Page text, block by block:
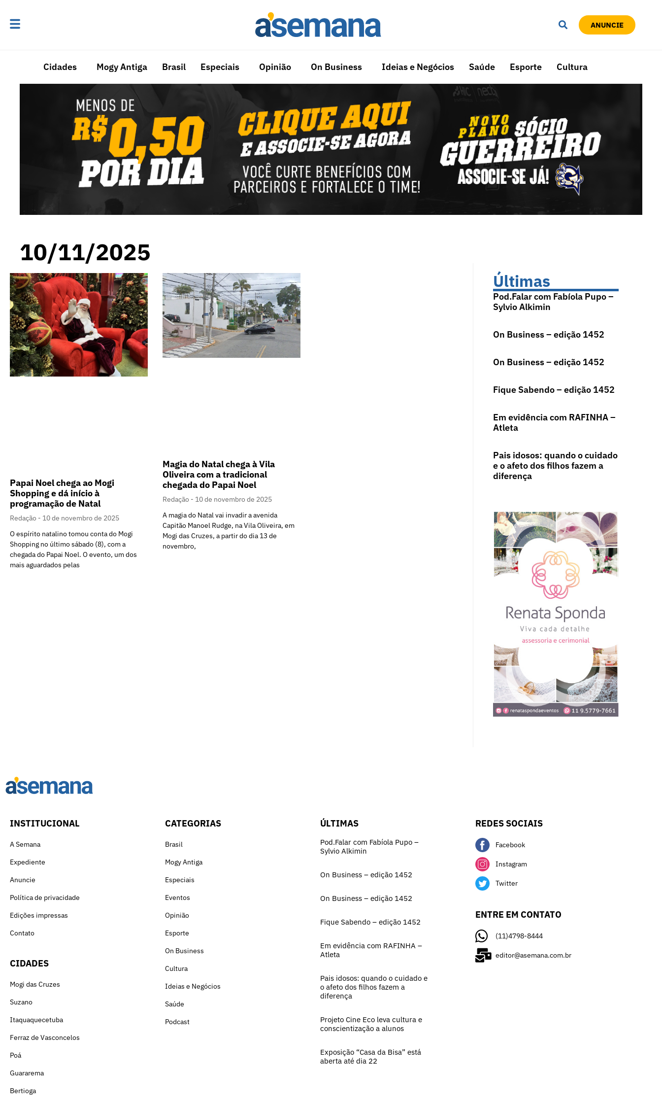
ANUNCIE
Cidades Mogy Antiga Brasil Especiais Opinião On Business Ideias e Negócios Saúde Esporte Cultura
10/11/2025
Papai Noel chega ao Mogi
Shopping e dá início à
programação de Natal
Redação
10 de novembro de 2025
O espírito natalino tomou conta do Mogi
Shopping no último sábado (8), com a
chegada do Papai Noel. O evento, um dos
mais aguardados pelas
Magia do Natal chega à Vila
Oliveira com a tradicional
chegada do Papai Noel
Redação
10 de novembro de 2025
A magia do Natal vai invadir a avenida
Capitão Manoel Rudge, na Vila Oliveira, em
Mogi das Cruzes, a partir do dia 13 de
novembro,
Últimas
Pod.Falar com Fabíola Pupo –
Sylvio Alkimin
On Business – edição 1452
On Business – edição 1452
Fique Sabendo – edição 1452
Em evidência com RAFINHA –
Atleta
Pais idosos: quando o cuidado
e o afeto dos filhos fazem a
diferença
INSTITUCIONAL
A Semana
Expediente
Anuncie
Política de privacidade
Edições impressas
Contato
CIDADES
Mogi das Cruzes
Suzano
Itaquaquecetuba
Ferraz de Vasconcelos
Poá
Guararema
Bertioga
CATEGORIAS
Brasil
Mogy Antiga
Especiais
Eventos
Opinião
Esporte
On Business
Cultura
Ideias e Negócios
Saúde
Podcast
ÚLTIMAS
Pod.Falar com Fabíola Pupo –
Sylvio Alkimin
On Business – edição 1452
On Business – edição 1452
Fique Sabendo – edição 1452
Em evidência com RAFINHA –
Atleta
Pais idosos: quando o cuidado e
o afeto dos filhos fazem a
diferença
Projeto Cine Eco leva cultura e
conscientização a alunos
Exposição “Casa da Bisa” está
aberta até dia 22
REDES SOCIAIS
Facebook
Instagram
Twitter
ENTRE EM CONTATO
(11)4798-8444
editor@asemana.com.br